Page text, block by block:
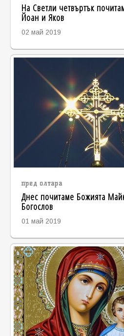
На Светли четвъртък
Йоан и Яков
02 май 2019
пред олтара
Днес почитаме Божията
Богослов
01 май 2019